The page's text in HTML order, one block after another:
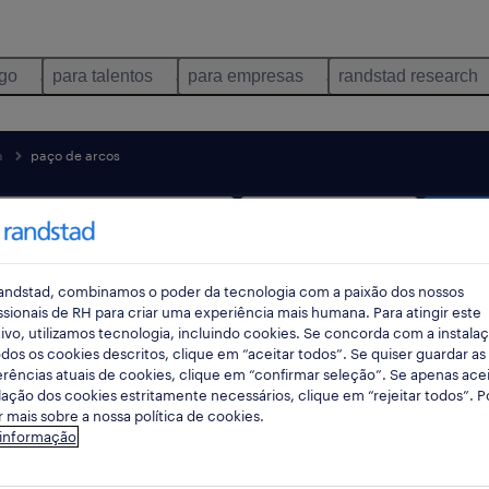
para talentos para empresas randstad research
paço de arcos
em Paço de Arcos,
combinamos o poder da tecnologia com a paixão dos nossos
de RH para criar uma experiência mais humana. Para atingir este
utilizamos tecnologia, incluindo cookies. Se concorda com a
os cookies descritos, clique em “aceitar todos”. Se quiser guardar as
atuais de cookies, clique em “confirmar seleção”. Se apenas
dos cookies estritamente necessários, clique em “rejeitar todos”.
mais sobre a nossa política de cookies.